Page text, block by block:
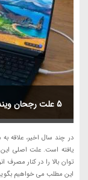
5 علت رجحان ویندوز برای لپ تاپ ها
در چند سال اخیر، علاقه
یافته است. علت اصلی
توان بالا را در کنار مصرف
این مطلب می خواهیم